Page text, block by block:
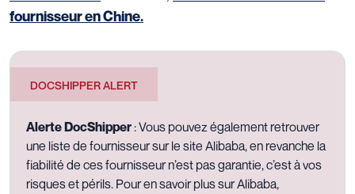
fournisseur en Chine.
DOCSHIPPER ALERT
Alerte DocShipper : Vous pouvez également retrouver
une liste de fournisseur sur le site Alibaba, en revanche la
fiabilité de ces fournisseur n’est pas garantie, c’est à vos
risques et périls. Pour en savoir plus sur Alibaba,